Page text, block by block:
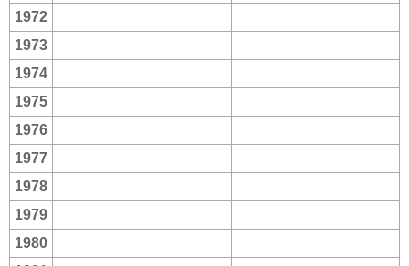
1972
1973
1974
1975
1976
1977
1978
1979
1980